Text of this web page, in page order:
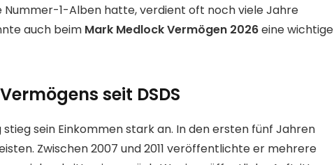
Nummer-1-Alben hatte, verdient oft noch viele Jahre
auch beim Mark Medlock Vermögen 2026eine wichtige
seit DSDS
stieg sein Einkommen stark an. In den ersten fünf Jahren
Zwischen 2007 und 2011 veröffentlichte er mehrere